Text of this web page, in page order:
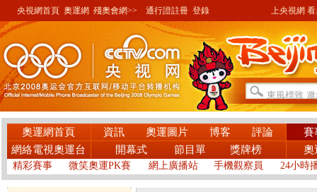
央視網首頁 奧運網 殘奧會網>> 通行證註冊 登錄 上央視網 看奧
奧運網首頁 資訊 奧運圖片 博客 評論
賽
網絡電視奧運台
開幕式 節目單 獎牌榜 奧
精彩賽事 微笑奧運PK賽 網上廣播站 手機觀察員 24小時